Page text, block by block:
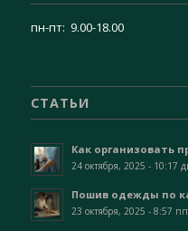
пн-пт: 9.00-18.00
СТАТЬИ
Как организовать
24 октября, 2025 - 10:17
Пошив одежды по
23 октября, 2025 - 8:57 пп